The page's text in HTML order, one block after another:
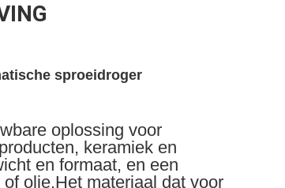
sproeidroger
oplossing voor
keramiek en
en formaat, en een
olie.Het materiaal dat voor